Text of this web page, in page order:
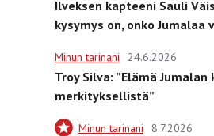
Ilveksen kapteeni Sauli
kysymys on, onko Jumalaa
Minun tarinani 24.6.2026
Troy Silva: ”Elämä
merkityksellistä”
Minun tarinani 8.7.2026